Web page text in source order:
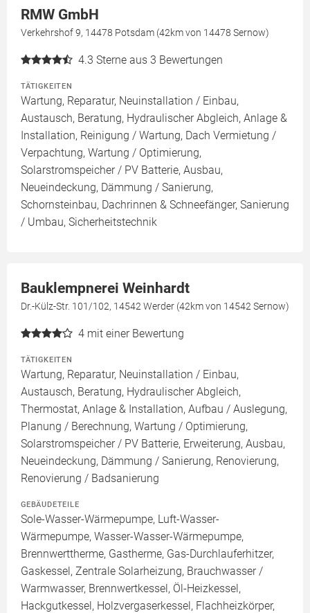
RMW GmbH
Verkehrshof 9, 14478 Potsdam (42km von 14478 Sernow)
4.3 Sterne aus 3 Bewertungen
TÄTIGKEITEN
Wartung, Reparatur, Neuinstallation / Einbau,
Austausch, Beratung, Hydraulischer Abgleich, Anlage &
Installation, Reinigung / Wartung, Dach Vermietung /
Verpachtung, Wartung / Optimierung,
Solarstromspeicher / PV Batterie, Ausbau,
Neueindeckung, Dämmung / Sanierung,
Schornsteinbau, Dachrinnen & Schneefänger, Sanierung
/ Umbau, Sicherheitstechnik
Bauklempnerei Weinhardt
Dr.-Külz-Str. 101/102, 14542 Werder (42km von 14542 Sernow)
4 mit einer Bewertung
TÄTIGKEITEN
Wartung, Reparatur, Neuinstallation / Einbau,
Austausch, Beratung, Hydraulischer Abgleich,
Thermostat, Anlage & Installation, Aufbau / Auslegung,
Planung / Berechnung, Wartung / Optimierung,
Solarstromspeicher / PV Batterie, Erweiterung, Ausbau,
Neueindeckung, Dämmung / Sanierung, Renovierung,
Renovierung / Badsanierung
GEBÄUDETEILE
Sole-Wasser-Wärmepumpe, Luft-Wasser-
Wärmepumpe, Wasser-Wasser-Wärmepumpe,
Brennwerttherme, Gastherme, Gas-Durchlauferhitzer,
Gaskessel, Zentrale Solarheizung, Brauchwasser /
Warmwasser, Brennwertkessel, Öl-Heizkessel,
Hackgutkessel, Holzvergaserkessel, Flachheizkörper,